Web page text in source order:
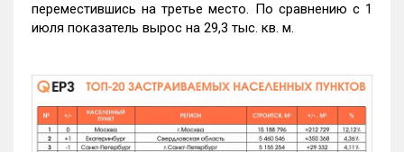
переместившись на третье место. По сравнению с 1
июля показатель вырос на 29,3 тыс. кв. м.